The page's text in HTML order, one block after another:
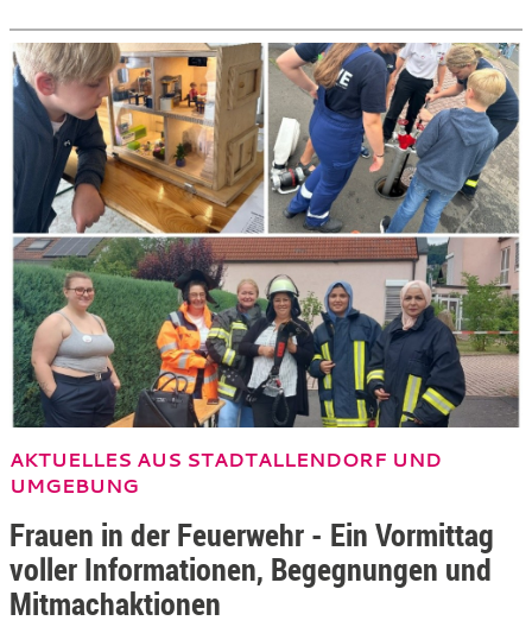
AKTUELLES AUS STADTALLENDORF UND
UMGEBUNG
Frauen in der Feuerwehr - Ein Vormittag
voller Informationen, Begegnungen und
Mitmachaktionen